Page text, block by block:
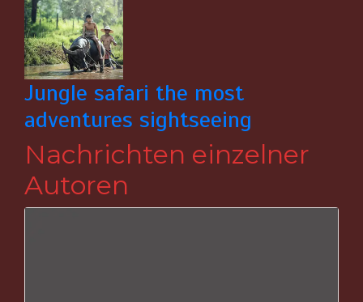
Jungle safari the most
adventures sightseeing
Nachrichten einzelner
Autoren